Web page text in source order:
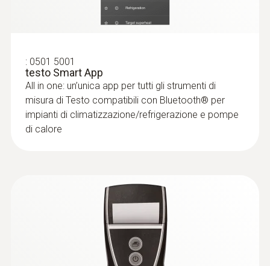
: 0501 5001
testo Smart App
All in one: un’unica app per tutti gli strumenti di
misura di Testo compatibili con Bluetooth® per
impianti di climatizzazione/refrigerazione e pompe
di calore